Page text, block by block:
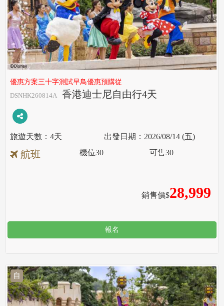
優惠方案三十字測試早鳥優惠預購從
DSNHK260814A
香港迪士尼自由行4天
4天 2026/08/14 (五)
航班
銷售價$28,999
機位30 可售30
報名
自